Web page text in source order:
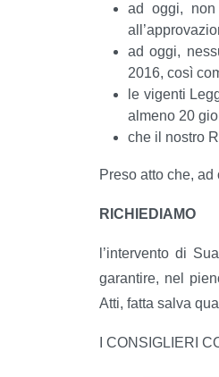
ad oggi, non
ad oggi,
2016, così
le vigenti
almeno 20
che il nostro
Preso atto che,
RICHIEDIAMO
l’intervento di
garantire, nel
Atti, fatta salva
I CONSIGLIERI